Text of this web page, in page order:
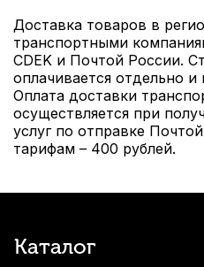
Доставка товаров в
транспортными
CDEK и Почтой России.
оплачивается отдельно
Оплата доставки
осуществляется при
услуг по отправке
тарифам – 400 рублей.
Каталог